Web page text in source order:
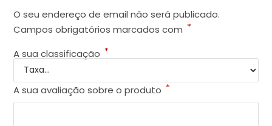
O seu endereço de email não será publicado.
Campos obrigatórios marcados com *
A sua classificação *
A sua avaliação sobre o produto *